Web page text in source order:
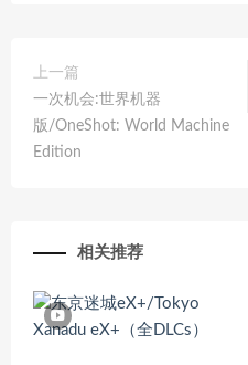
上一篇
一次机会:世界机器
版/OneShot: World Machine
Edition
相关推荐